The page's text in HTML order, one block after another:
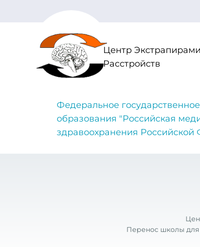
Центр
Расстройств
Федеральное
образования "Российская
здравоохранения
Перенос школы для